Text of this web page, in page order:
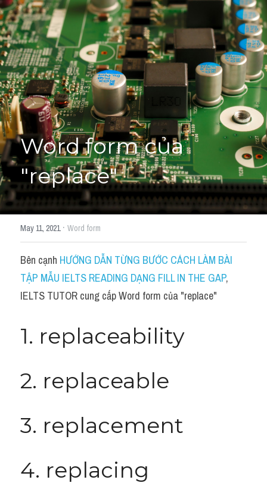
Giải đề thi từng câu
Lời khuyên
Giải đề thi
Academic words
Phrase
Phrasal Verb
Idioms đồng nghĩa
Idioms trái nghĩa
Antonym
Idiom
Grammar
Collocation
Cách dùng từ
Đề thi thật Task 2
HỌC THỬ
Word form của
"replace"
May 11, 2021· Word form
Bên cạnh HƯỚNG DẪN TỪNG BƯỚC CÁCH LÀM BÀI
TẬP MẪU IELTS READING DẠNG FILL IN THE GAP,
IELTS TUTOR cung cấp Word form của "replace"
1. replaceability
2. replaceable
3. replacement
4. replacing